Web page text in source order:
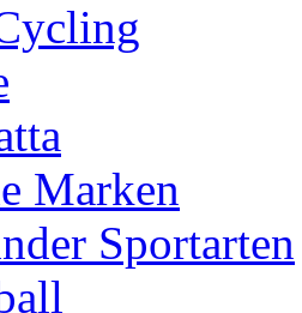
Marken
Sportarten